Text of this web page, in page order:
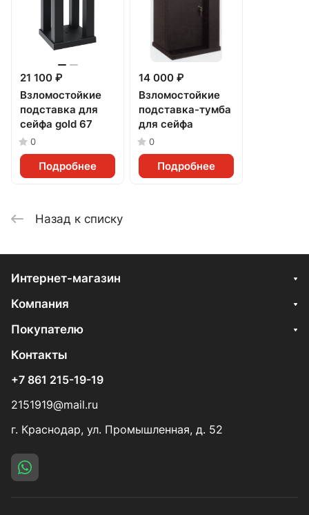
21 100 ₽
Взломостойкие
подставка для
сейфа gold 67
0
Подробнее
14 000 ₽
Взломостойкие
подставка-тумба
для сейфа
0
Подробнее
Назад к списку
Интернет-магазин
Компания
Покупателю
Контакты
+7 861 215-19-19
2151919@mail.ru
г. Краснодар, ул. Промышленная, д. 52